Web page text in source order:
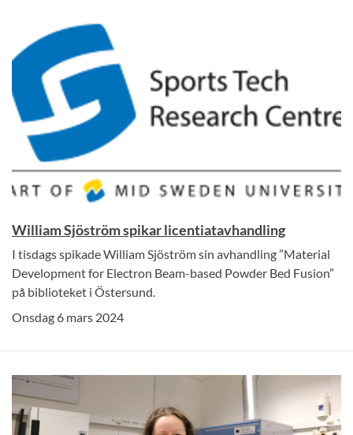
William Sjöström spikar licentiatavhandling
I tisdags spikade William Sjöström sin avhandling ”Material
Development for Electron Beam-based Powder Bed Fusion”
på biblioteket i Östersund.
Onsdag 6 mars 2024